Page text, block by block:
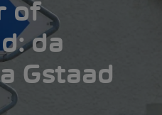
of
da
Gstaad